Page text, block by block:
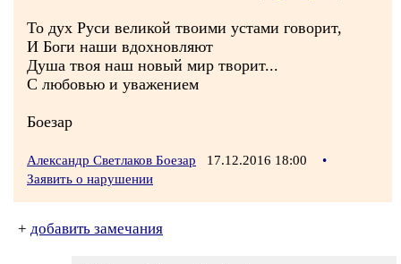
То дух Руси великой твоими устами говорит,
И Боги наши вдохновляют
Душа твоя наш новый мир творит...
С любовью и уважением
Боезар
Александр Светлаков Боезар 17.12.2016 18:00
•
Заявить о нарушении
+ добавить замечания